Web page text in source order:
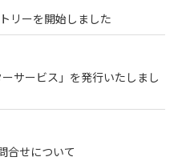
リーを開始しました
サービス」を発行いたしまし
合せについて